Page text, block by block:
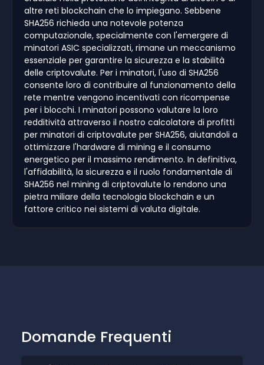
altre reti blockchain che lo impiegano. Sebbene
SHA256 richieda una notevole potenza
computazionale, specialmente con l'emergere di
minatori ASIC specializzati, rimane un meccanismo
essenziale per garantire la sicurezza e la stabilità
delle criptovalute. Per i minatori, l'uso di SHA256
consente loro di contribuire al funzionamento della
rete mentre vengono incentivati con ricompense
per i blocchi. I minatori possono valutare la loro
redditività attraverso il nostro calcolatore di profitti
per minatori di criptovalute per SHA256, aiutandoli a
ottimizzare l'hardware di mining e il consumo
energetico per il massimo rendimento. In definitiva,
l'affidabilità, la sicurezza e il ruolo fondamentale di
SHA256 nel mining di criptovalute lo rendono una
pietra miliare della tecnologia blockchain e un
fattore critico nei sistemi di valuta digitale.
Domande Frequenti